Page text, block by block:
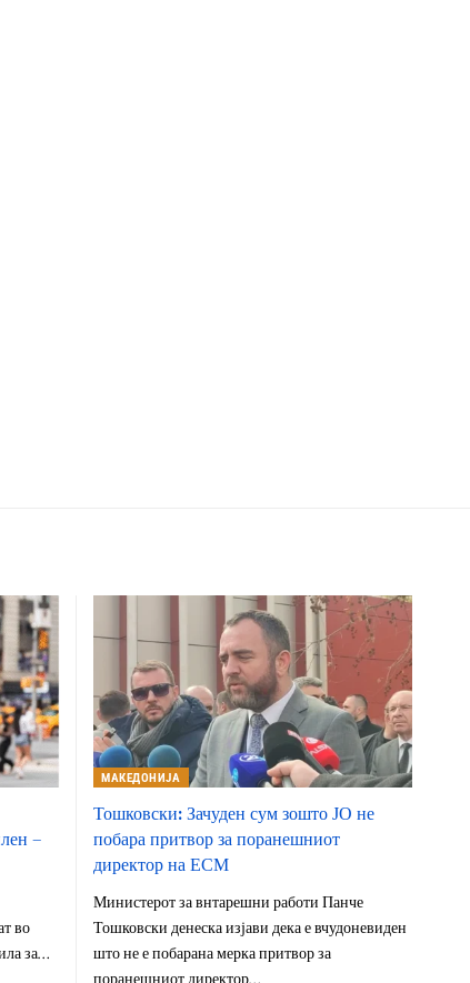
–
во
за…
МАКЕДОНИЈА
Тошковски: Зачуден сум зошто ЈО не
побара притвор за поранешниот
директор на ЕСМ
Министерот за внтарешни работи Панче
Тошковски денеска изјави дека е вчудоневиден
што не е побарана мерка притвор за